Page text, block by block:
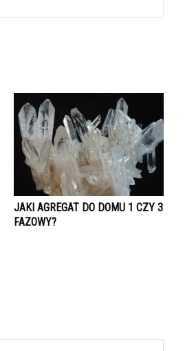
JAKI AGREGAT DO DOMU 1 CZY 3
FAZOWY?